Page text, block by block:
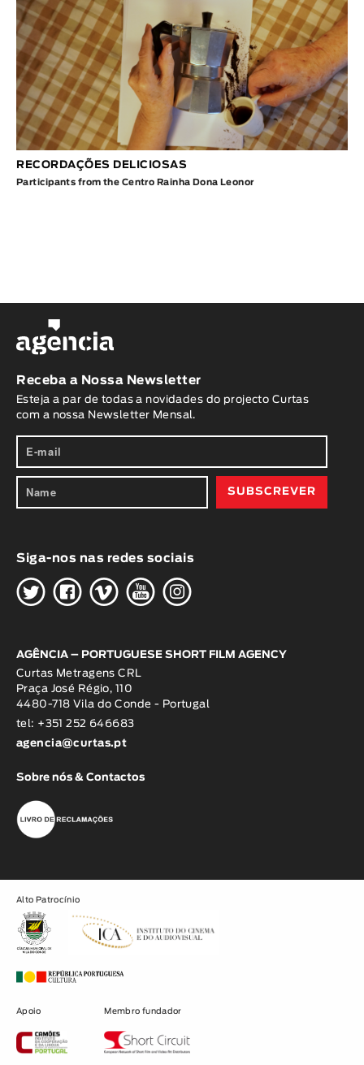
RECORDAÇÕES DELICIOSAS
Participants from the Centro Rainha Dona Leonor
Receba a Nossa Newsletter
Esteja a par de todas a novidades do projecto Curtas
com a nossa Newsletter Mensal.
Siga-nos nas redes sociais
HGWOK
AGÊNCIA – PORTUGUESE SHORT FILM AGENCY
Curtas Metragens CRL
Praça José Régio, 110
4480-718 Vila do Conde - Portugal
tel: +351 252 646683
agencia@curtas.pt
Sobre nós & Contactos
Alto Patrocínio
Apoio Membro fundador